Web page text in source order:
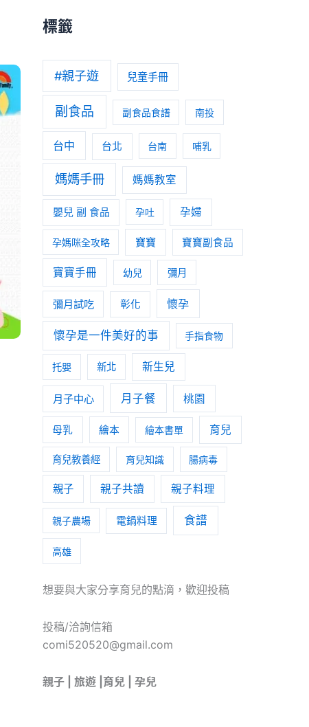
標籤
#親子遊 兒童手冊
副食品 副食品食譜 南投
台中 台北 台南 哺乳
媽媽手冊 媽媽教室
嬰兒 副 食品 孕吐 孕婦
孕媽咪全攻略 寶寶 寶寶副食品
寶寶手冊 幼兒 彌月
彌月試吃 彰化 懷孕
懷孕是一件美好的事 手指食物
托嬰 新北 新生兒
月子中心 月子餐 桃園
母乳 繪本 繪本書單 育兒
育兒教養經 育兒知識 腸病毒
親子 親子共讀 親子料理
親子農場 電鍋料理 食譜
高雄
想要與大家分享育兒的點滴，歡迎投稿
投稿/洽詢信箱
comi520520@gmail.com
親子 | 旅遊 |育兒 | 孕兒